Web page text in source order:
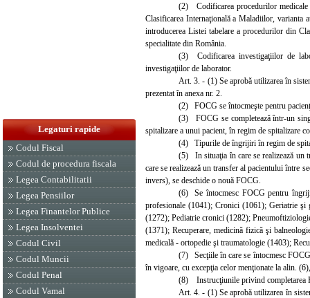
Legaturi rapide
Codul Fiscal
Codul de procedura fiscala
Legea Contabilitatii
Legea Pensiilor
Legea Finantelor Publice
Legea Insolventei
Codul Civil
Codul Muncii
Codul Penal
Codul Vamal
(2) Codificarea procedurilor med
Clasificarea Internaţională a Maladiilor,
introducerea Listei tabelare a procedurilor din
specialitate din România.
(3) Codificarea investigaţiilor de
investigaţiilor de laborator.
Art. 3. - (1) Se aprobă utilizarea în
prezentat în anexa nr. 2.
(2) FOCG se întocmeşte pentru
(3) FOCG se completează într-un
spitalizare a unui pacient, în regim de spitalizare
(4) Tipurile de îngrijiri în regim de
(5) In situaţia în care se realizează un
care se realizează un transfer al pacientului între
invers), se deschide o nouă FOCG.
(6) Se întocmesc FOCG pentru
profesionale (1041); Cronici (1061); Geriatrie şi
(1272); Pediatrie cronici (1282);
(1371); Recuperare, medicină fizică şi
medicală - ortopedie şi traumatologie (1403);
(7) Secţiile în care se întocmesc
în vigoare, cu excepţia celor menţionate la alin.
(8) Instrucţiunile privind completarea
Art. 4. - (1) Se aprobă utilizarea în